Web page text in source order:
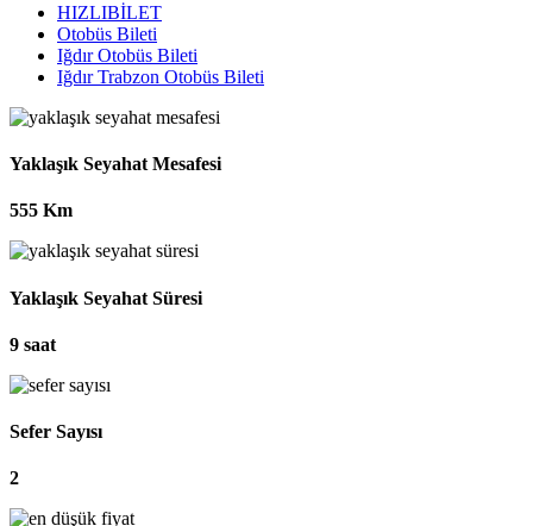
HIZLIBİLET
Otobüs Bileti
Iğdır Otobüs Bileti
Iğdır Trabzon Otobüs Bileti
Yaklaşık Seyahat Mesafesi
555 Km
Yaklaşık Seyahat Süresi
9 saat
Sefer Sayısı
2